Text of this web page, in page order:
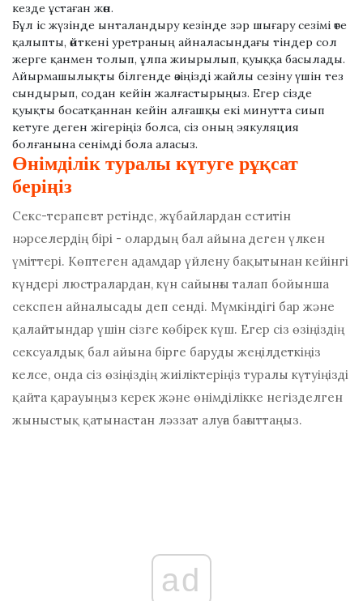
кезде ұстаған жөн.
Бұл іс жүзінде ынталандыру кезінде зәр шығару сезімі өте
қалыпты, өйткені уретраның айналасындағы тіндер сол
жерге қанмен толып, ұлпа жиырылып, қуыққа басылады.
Айырмашылықты білгенде өзіңізді жайлы сезіну үшін тез
сындырып, содан кейін жалғастырыңыз. Егер сізде
қуықты босатқаннан кейін алғашқы екі минутта сиып
кетуге деген жігеріңіз болса, сіз оның эякуляция
болғанына сенімді бола аласыз.
Өнімділік туралы күтуге рұқсат
беріңіз
Секс-терапевт ретінде, жұбайлардан еститін
нәрселердің бірі - олардың бал айына деген үлкен
үміттері. Көптеген адамдар үйлену бақытынан кейінгі
күндері люстралардан, күн сайынғы талап бойынша
секспен айналысады деп сенді. Мүмкіндігі бар және
қалайтындар үшін сізге көбірек күш. Егер сіз өзіңіздің
сексуалдық бал айына бірге баруды жеңілдеткіңіз
келсе, онда сіз өзіңіздің жиіліктеріңіз туралы күтуіңізді
қайта қарауыңыз керек және өнімділікке негізделген
жыныстық қатынастан ләззат алуға бағыттаңыз.
ad